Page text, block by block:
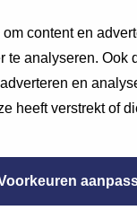
content en
te analyseren. Ook
en
heeft verstrekt of